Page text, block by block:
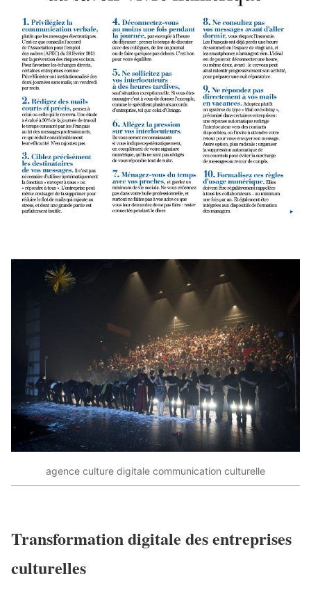
agence culture digitale communication culturelle
Transformation digitale des entreprises
culturelles